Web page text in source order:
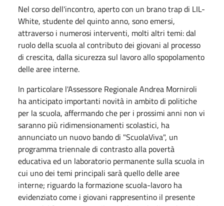
Nel corso dell'incontro, aperto con un brano trap di LIL-
White, studente del quinto anno, sono emersi,
attraverso i numerosi interventi, molti altri temi: dal
ruolo della scuola al contributo dei giovani al processo
di crescita, dalla sicurezza sul lavoro allo spopolamento
delle aree interne.
In particolare l'Assessore Regionale Andrea Morniroli
ha anticipato importanti novità in ambito di politiche
per la scuola, affermando che per i prossimi anni non vi
saranno più ridimensionamenti scolastici, ha
annunciato un nuovo bando di "ScuolaViva", un
programma triennale di contrasto alla povertà
educativa ed un laboratorio permanente sulla scuola in
cui uno dei temi principali sarà quello delle aree
interne; riguardo la formazione scuola-lavoro ha
evidenziato come i giovani rappresentino il presente